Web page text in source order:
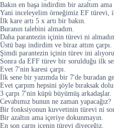
Bakın en başa indirdim bir azaltım
Yani inceleyelim örneğimiz EF türevi,
İlk kare artı 5 x artı bir bakın.
Buranın talebini almadım.
Daha parantezin içinin türevi ni
Üstü başı indirdim ve biraz attım çarpı.
Şimdi parantezin içinin türev ini
Sonra da EFF türev bir sorulduğu ilk
Evet 7'nin karesi çarpı.
İlk sene bir yazımda bir 7'de buradan
Evet çarpım hepsini şöyle bıraksak
3 çarpı 7'nin küpü büyümüş arkadaşlar.
Cevabımız bunun ne zaman yapacağız?
Bir fonksiyonun kuvvetinin türevi ni
Bir azaltın ama içeriye dokunmayın.
En son çarpı içenin türevi diyeceğiz.